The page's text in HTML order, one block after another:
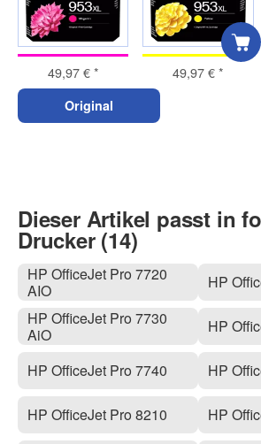
49,97 €* 49,97 €*
Original
Dieser Artikel passt in
Drucker (14)
HP OfficeJet Pro 7720
AIO
HP OfficeJet Pro 7730
AiO
HP OfficeJet Pro 7740
HP OfficeJet Pro 8210
HP
HP
HP
HP